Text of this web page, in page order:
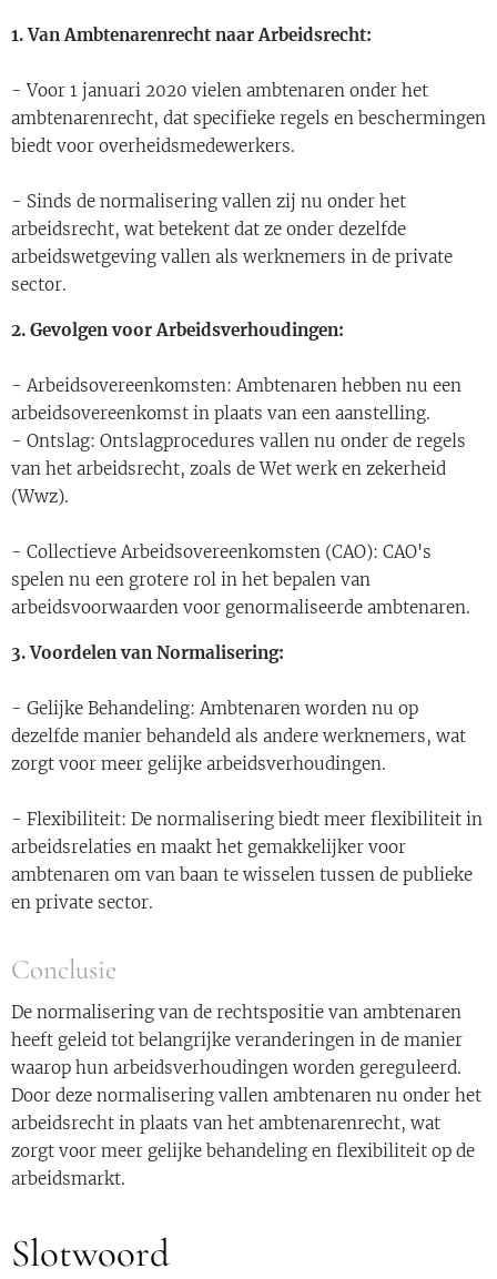
1. Van Ambtenarenrecht naar Arbeidsrecht:
- Voor 1 januari 2020 vielen ambtenaren onder het
ambtenarenrecht, dat specifieke regels en beschermingen
biedt voor overheidsmedewerkers.
- Sinds de normalisering vallen zij nu onder het
arbeidsrecht, wat betekent dat ze onder dezelfde
arbeidswetgeving vallen als werknemers in de private
sector.
2. Gevolgen voor Arbeidsverhoudingen:
- Arbeidsovereenkomsten: Ambtenaren hebben nu een
arbeidsovereenkomst in plaats van een aanstelling.
- Ontslag: Ontslagprocedures vallen nu onder de regels
van het arbeidsrecht, zoals de Wet werk en zekerheid
(Wwz).
- Collectieve Arbeidsovereenkomsten (CAO): CAO's
spelen nu een grotere rol in het bepalen van
arbeidsvoorwaarden voor genormaliseerde ambtenaren.
3. Voordelen van Normalisering:
- Gelijke Behandeling: Ambtenaren worden nu op
dezelfde manier behandeld als andere werknemers, wat
zorgt voor meer gelijke arbeidsverhoudingen.
- Flexibiliteit: De normalisering biedt meer flexibiliteit in
arbeidsrelaties en maakt het gemakkelijker voor
ambtenaren om van baan te wisselen tussen de publieke
en private sector.
Conclusie
De normalisering van de rechtspositie van ambtenaren
heeft geleid tot belangrijke veranderingen in de manier
waarop hun arbeidsverhoudingen worden gereguleerd.
Door deze normalisering vallen ambtenaren nu onder het
arbeidsrecht in plaats van het ambtenarenrecht, wat
zorgt voor meer gelijke behandeling en flexibiliteit op de
arbeidsmarkt.
Slotwoord